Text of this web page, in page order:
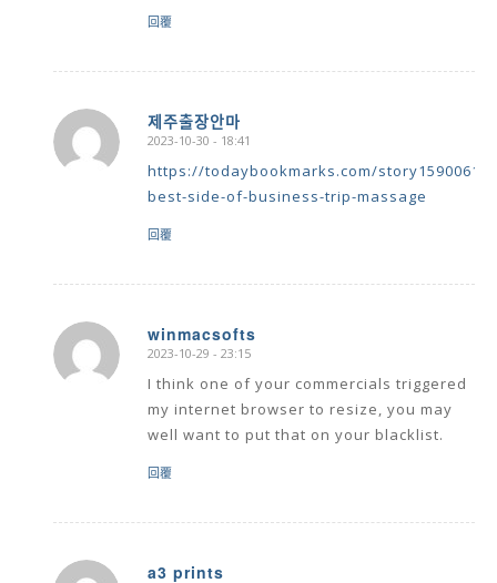
回覆
제주출장안마
says:
2023-10-30 - 18:41
https://todaybookmarks.com/
best-side-of-business-trip-massage
回覆
winmacsofts
says:
2023-10-29 - 23:15
I think one of your commercials triggered
my internet browser to resize, you may
well want to put that on your blacklist.
回覆
a3 prints